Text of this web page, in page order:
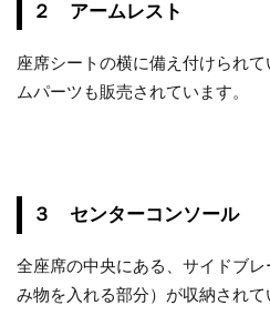
２ アームレスト
座席シートの横に備え付けられ
ムパーツも販売されています。
３ センターコンソール
全座席の中央にある、サイドブ
み物を入れる部分）が収納されて